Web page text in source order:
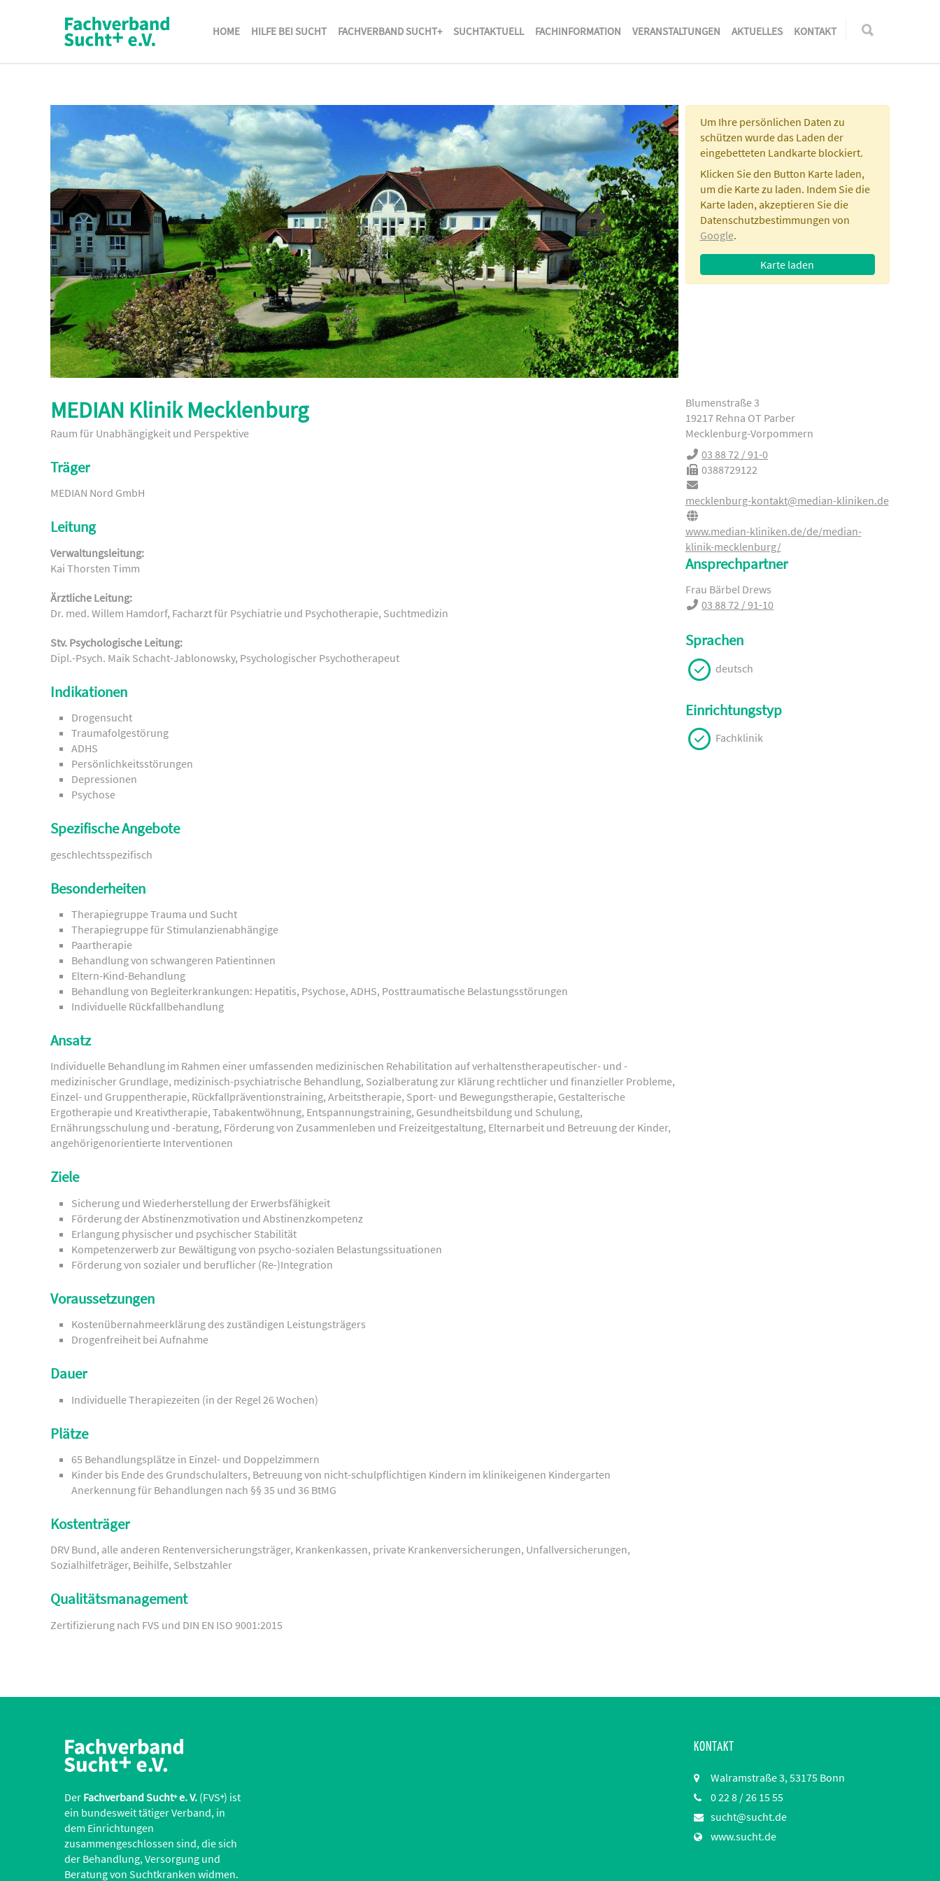
HOME HILFE BEI SUCHT FACHVERBAND SUCHT+ SUCHTAKTUELL FACHINFORMATION VERANSTALTUNGEN AKTUELLES KONTAKT
Um Ihre persönlichen Daten zu
schützen wurde das Laden der
eingebetteten Landkarte blockiert.
Klicken Sie den Button Karte laden,
um die Karte zu laden. Indem Sie die
Karte laden, akzeptieren Sie die
Datenschutzbestimmungen von
Google.
Karte laden
MEDIAN Klinik Mecklenburg
Raum für Unabhängigkeit und Perspektive
Träger
MEDIAN Nord GmbH
Leitung
Verwaltungsleitung:
Kai Thorsten Timm
Ärztliche Leitung:
Dr. med. Willem Hamdorf, Facharzt für Psychiatrie und Psychotherapie, Suchtmedizin
Stv. Psychologische Leitung:
Dipl.-Psych. Maik Schacht-Jablonowsky, Psychologischer Psychotherapeut
Indikationen
Drogensucht
Traumafolgestörung
ADHS
Persönlichkeitsstörungen
Depressionen
Psychose
Spezifische Angebote
geschlechtsspezifisch
Besonderheiten
Therapiegruppe Trauma und Sucht
Therapiegruppe für Stimulanzienabhängige
Paartherapie
Behandlung von schwangeren Patientinnen
Eltern-Kind-Behandlung
Behandlung von Begleiterkrankungen: Hepatitis, Psychose, ADHS, Posttraumatische Belastungsstörungen
Individuelle Rückfallbehandlung
Ansatz
Individuelle Behandlung im Rahmen einer umfassenden medizinischen Rehabilitation auf verhaltenstherapeutischer- und -
medizinischer Grundlage, medizinisch-psychiatrische Behandlung, Sozialberatung zur Klärung rechtlicher und finanzieller Probleme,
Einzel- und Gruppentherapie, Rückfallpräventionstraining, Arbeitstherapie, Sport- und Bewegungstherapie, Gestalterische
Ergotherapie und Kreativtherapie, Tabakentwöhnung, Entspannungstraining, Gesundheitsbildung und Schulung,
Ernährungsschulung und -beratung, Förderung von Zusammenleben und Freizeitgestaltung, Elternarbeit und Betreuung der Kinder,
angehörigenorientierte Interventionen
Ziele
Sicherung und Wiederherstellung der Erwerbsfähigkeit
Förderung der Abstinenzmotivation und Abstinenzkompetenz
Erlangung physischer und psychischer Stabilität
Kompetenzerwerb zur Bewältigung von psycho-sozialen Belastungssituationen
Förderung von sozialer und beruflicher (Re-)Integration
Voraussetzungen
Kostenübernahmeerklärung des zuständigen Leistungsträgers
Drogenfreiheit bei Aufnahme
Dauer
Individuelle Therapiezeiten (in der Regel 26 Wochen)
Plätze
65 Behandlungsplätze in Einzel- und Doppelzimmern
Kinder bis Ende des Grundschulalters, Betreuung von nicht-schulpflichtigen Kindern im klinikeigenen Kindergarten
Anerkennung für Behandlungen nach §§ 35 und 36 BtMG
Kostenträger
DRV Bund, alle anderen Rentenversicherungsträger, Krankenkassen, private Krankenversicherungen, Unfallversicherungen,
Sozialhilfeträger, Beihilfe, Selbstzahler
Qualitätsmanagement
Zertifizierung nach FVS und DIN EN ISO 9001:2015
Blumenstraße 3
19217 Rehna OT Parber
Mecklenburg-Vorpommern
03 88 72 / 91-0
0388729122
mecklenburg-kontakt@median-kliniken.de
www.median-kliniken.de/de/median-
klinik-mecklenburg/
Ansprechpartner
Frau Bärbel Drews
03 88 72 / 91-10
Sprachen
deutsch
Einrichtungstyp
Fachklinik
Der Fachverband Sucht+e. V. (FVS+) ist
ein bundesweit tätiger Verband, in
dem Einrichtungen
zusammengeschlossen sind, die sich
der Behandlung, Versorgung und
Beratung von Suchtkranken widmen.
KONTAKT
Walramstraße 3, 53175 Bonn
0 22 8 / 26 15 55
sucht@sucht.de
www.sucht.de